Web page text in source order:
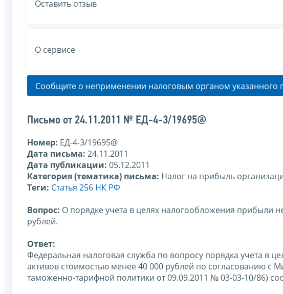
Оставить отзыв
О сервисе
Сообщите о неприменении налоговым органом указанного
Письмо от 24.11.2011 № ЕД-4-3/19695@
Номер: ЕД-4-3/19695@
Дата письма: 24.11.2011
Дата публикации: 05.12.2011
Категория (тематика) письма: Налог на прибыль
Теги: Статья 256 НК РФ
Вопрос: О порядке учета в целях налогообложения прибыли
рублей.
Ответ:
Федеральная налоговая служба по вопросу порядка учета в
активов стоимостью менее 40 000 рублей по согласованию
таможенно-тарифной политики от 09.09.2011 № 03-03-10/86)